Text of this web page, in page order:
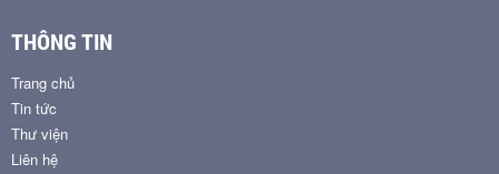
THÔNG TIN
Trang chủ
Tin tức
Thư viện
Liên hệ